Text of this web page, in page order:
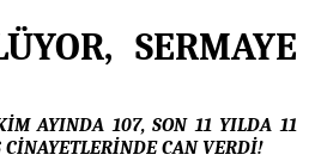
SERMAYE
AYINDA 107, SON 11 YILDA 11
CAN VERDİ!